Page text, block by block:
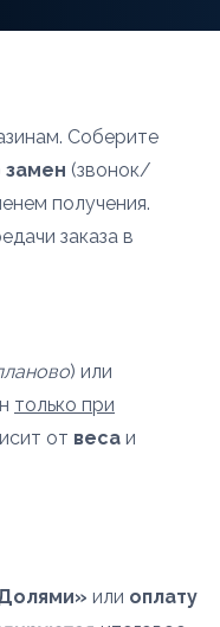
Соберите
замен (звонок/
получения.
заказа в
) или
только при
от веса и
или оплату